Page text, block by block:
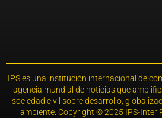
IPS es una institución internacional de
agencia mundial de noticias que
sociedad civil sobre desarrollo,
ambiente. Copyright © 2025 IPS-Inter